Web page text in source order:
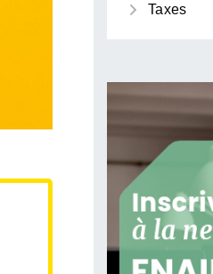
Taxes